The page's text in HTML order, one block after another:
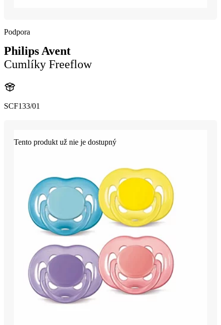
Podpora
Philips Avent
Cumlíky Freeflow
SCF133/01
Tento produkt už nie je dostupný